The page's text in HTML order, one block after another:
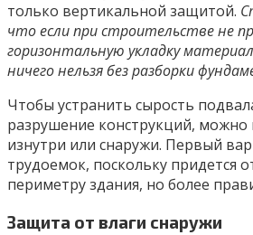
только вертикальной защитой.
что если при строительстве не
горизонтальную укладку
ничего нельзя без разборки
Чтобы устранить сырость
разрушение конструкций,
изнутри или снаружи. Первый
трудоемок, поскольку придется
периметру здания, но более
Защита от влаги снаружи